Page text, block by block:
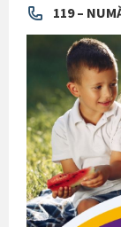
119 –